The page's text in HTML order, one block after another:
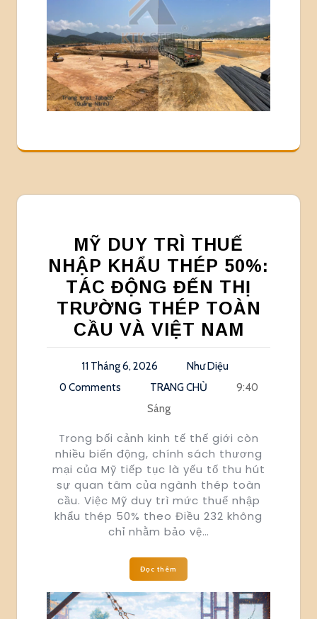
MỸ DUY TRÌ THUẾ
NHẬP KHẨU THÉP 50%:
TÁC ĐỘNG ĐẾN THỊ
TRƯỜNG THÉP TOÀN
CẦU VÀ VIỆT NAM
11 Tháng 6, 2026
Như Diệu
0 Comments
TRANG CHỦ
9:40
Sáng
Trong bối cảnh kinh tế thế giới còn
nhiều biến động, chính sách thương
mại của Mỹ tiếp tục là yếu tố thu hút
sự quan tâm của ngành thép toàn
cầu. Việc Mỹ duy trì mức thuế nhập
khẩu thép 50% theo Điều 232 không
chỉ nhằm bảo vệ…
Đọc thêm